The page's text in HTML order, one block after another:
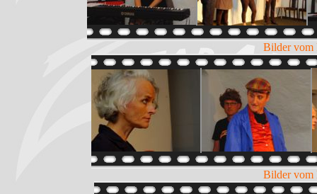
Bilder vom
Bilder vom